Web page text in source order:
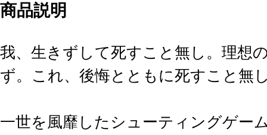
商品説明
我、生きずして死すこと無し。理想
ず。これ、後悔とともに死すこと無
一世を風靡したシューティングゲー